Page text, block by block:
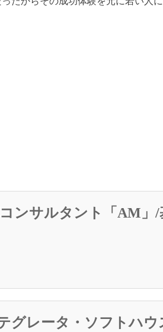
ンサルタント「AM
グレータ・ソフトハウ